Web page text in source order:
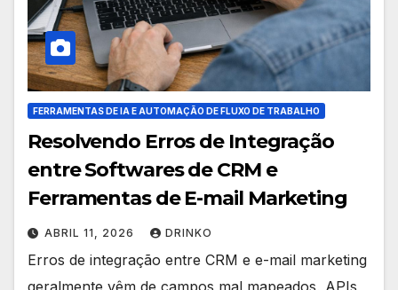
FERRAMENTAS DE IA E AUTOMAÇÃO DE FLUXO DE TRABALHO
Resolvendo Erros de Integração
entre Softwares de CRM e
Ferramentas de E-mail Marketing
ABRIL 11, 2026 DRINKO
Erros de integração entre CRM e e-mail marketing
geralmente vêm de campos mal mapeados, APIs